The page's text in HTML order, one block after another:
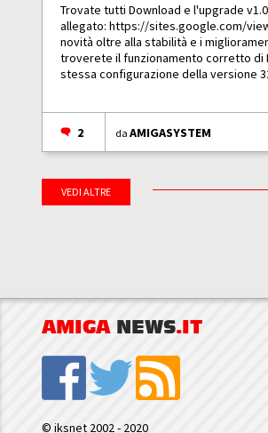
Trovate tutti Download e l'upgrade
allegato:https://sites.google.com/
novità oltre alla stabilità e i
troverete il funzionamento corretto di
stessa configurazione della versione
2 daAMIGASYSTEM
VEDI ALTRE
AMIGA NEWS.IT
© iksnet 2002 - 2020